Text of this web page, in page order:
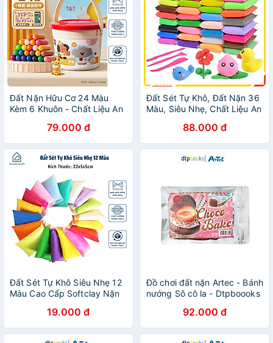
Đất Nặn Hữu Cơ 24 Màu
Kèm 6 Khuôn - Chất Liệu An
HÃNG MINIIN79.000 đ
Đất Sét Tự Khô, Đất Nặn 36
Màu, Siêu Nhẹ, Chất Liệu An
88.000 đ
Đất Sét Tự Khô Siêu Nhẹ 12
Màu Cao Cấp Softclay Nặn
HÀNG CHÍNH HÃNG MINIIN
19.000 đ
Đồ chơi đất nặn Artec - Bánh
nướng Sô cô la - Dtpboooks
92.000 đ